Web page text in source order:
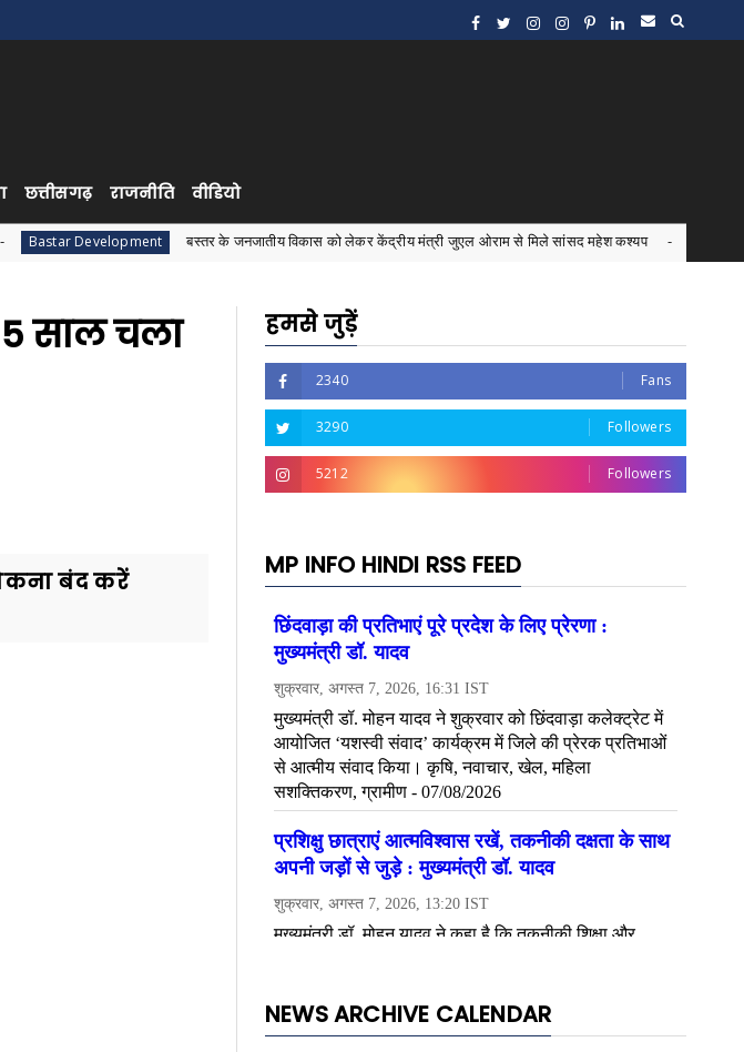
छत्तीसगढ़ राजनीति वीडियो
बस्तर के जनजातीय विकास को लेकर केंद्रीय मंत्री जुएल ओराम से मिले सांसद महेश कश्यप Bastar News
साल चला
बंद करें
हमसे जुड़ें
2340 Fans
3290 Followers
5212 Followers
MP INFO HINDI RSS FEED
NEWS ARCHIVE CALENDAR